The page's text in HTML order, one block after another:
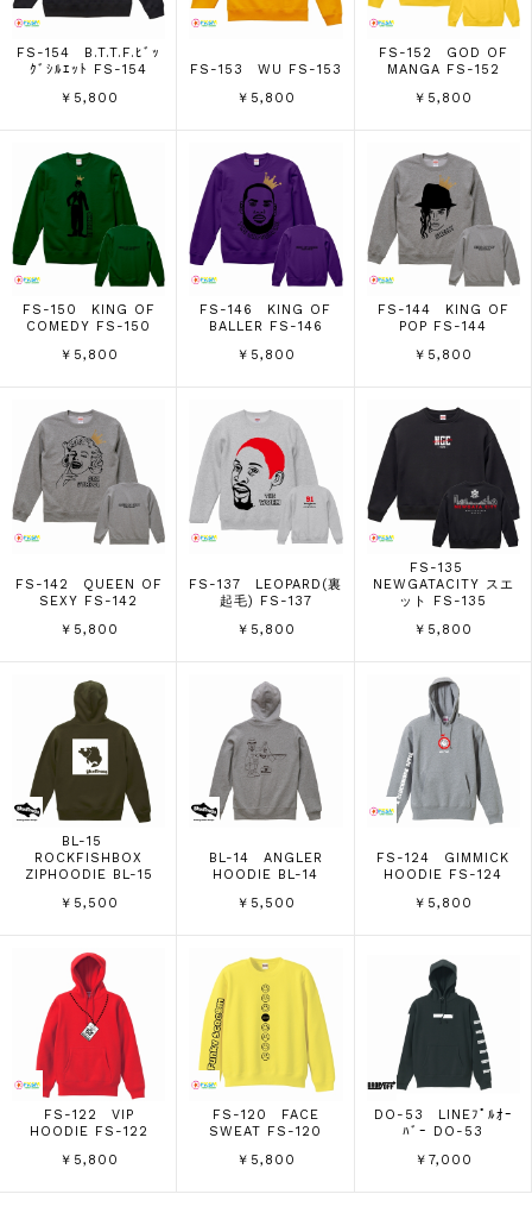
FS-154 B.T.T.F.ﾋﾞｯ
ｸﾞｼﾙｴｯﾄ FS-154
￥5,800
FS-153 WU FS-153
￥5,800
FS-152 GOD OF
MANGA FS-152
￥5,800
FS-150 KING OF
COMEDY FS-150
￥5,800
FS-146 KING OF
BALLER FS-146
￥5,800
FS-144 KING OF
POP FS-144
￥5,800
FS-142 QUEEN OF
SEXY FS-142
￥5,800
FS-137 LEOPARD(裏
起毛) FS-137
￥5,800
FS-135
NEWGATACITY スエ
ット FS-135
￥5,800
BL-15
ROCKFISHBOX
ZIPHOODIE BL-15
￥5,500
BL-14 ANGLER
HOODIE BL-14
￥5,500
FS-124 GIMMICK
HOODIE FS-124
￥5,800
FS-122 VIP
HOODIE FS-122
￥5,800
FS-120 FACE
SWEAT FS-120
￥5,800
DO-53 LINEﾌﾟﾙｵｰ
ﾊﾞｰ DO-53
￥7,000